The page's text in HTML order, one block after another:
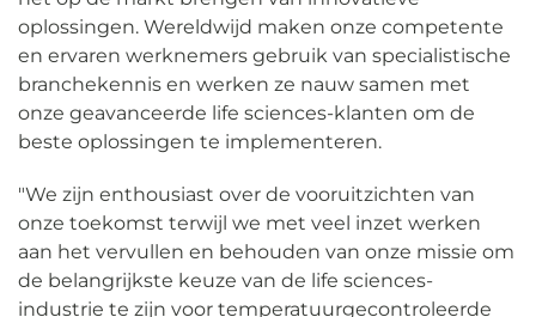
oplossingen. Wereldwijd maken onze competente
en ervaren werknemers gebruik van specialistische
branchekennis en werken ze nauw samen met
onze geavanceerde life sciences-klanten om de
beste oplossingen te implementeren.
"We zijn enthousiast over de vooruitzichten van
onze toekomst terwijl we met veel inzet werken
aan het vervullen en behouden van onze missie om
de belangrijkste keuze van de life sciences-
industrie te zijn voor temperatuurgecontroleerde